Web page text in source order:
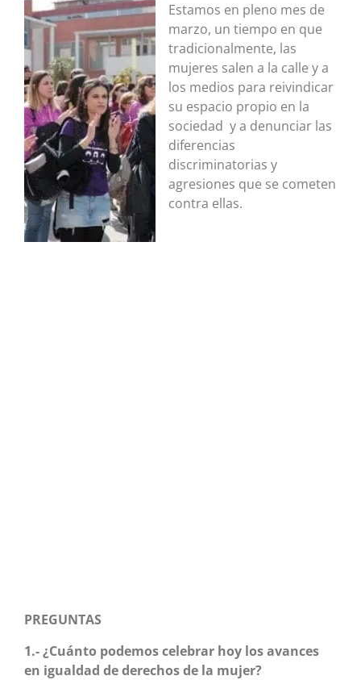
Estamos en pleno mes de
marzo, un tiempo en que
tradicionalmente, las
mujeres salen a la calle y a
los medios para reivindicar
su espacio propio en la
sociedad y a denunciar las
diferencias
discriminatorias y
agresiones que se cometen
contra ellas.
PREGUNTAS
1.- ¿Cuánto podemos celebrar hoy los avances
en igualdad de derechos de la mujer?